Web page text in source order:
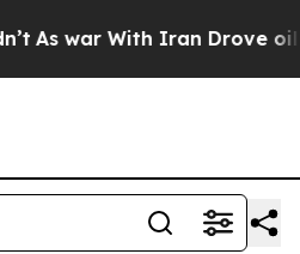
As war With Iran Drove oil